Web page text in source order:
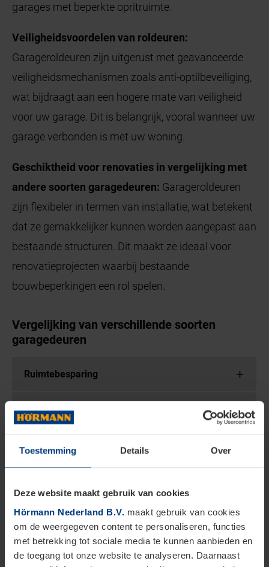
Toestemming Details Over
Deze website maakt gebruik van cookies
Hörmann Nederland B.V. maakt gebruik van cookies
om de weergegeven content te personaliseren, functies
met betrekking tot sociale media te kunnen aanbieden en
de toegang tot onze website te analyseren. Daarnaast
garages met beperkte opritruimte.
Veiligheidsvoordelen van roldeuren:
Garageroldeuren zijn uitgerust met geavanceerde
veiligheidsmechanismen zoals anti-optilbeveiliging,
wat bijdraagt aan een hogere mate van veiligheid
voor uw garage. Dit is belangrijk, vooral wanneer uw
garage verbonden is met uw woning.
Geschiktheid voor renovaties in vergelijking met
andere soorten garagedeuren: Garageroldeuren
zijn flexibeler in termen van installatie, wat betekent
dat ze gemakkelijker kunnen worden aangepast aan
bestaande structuren. Dit maakt ze ideaal voor
renovatieprojecten waarbij bestaande
bouwbeperkingen een rol spelen.
Vergelijking van verschillende soorten
garagedeuren
Ruimtebesparing
Installatiegemak
Veiligheid
Onderhoud
Belangrijke kenmerken die